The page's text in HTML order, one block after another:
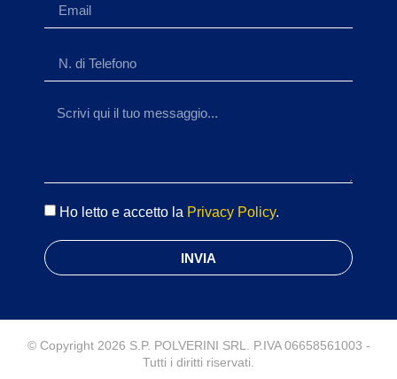
Ho letto e accetto la Privacy Policy.
INVIA
© Copyright 2026 S.P. POLVERINI SRL. P.IVA 06658561003 -
Tutti i diritti riservati.